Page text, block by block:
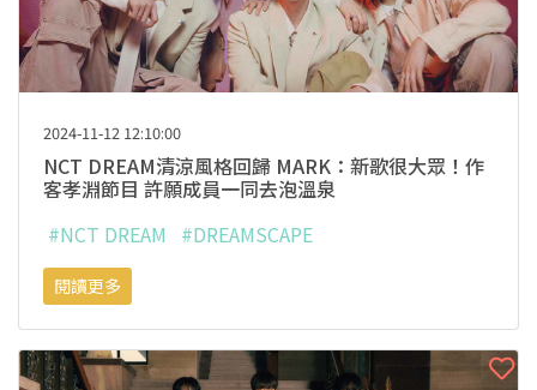
2024-11-12 12:10:00
NCT DREAM清涼風格回歸 MARK：新歌很大眾！作
客孝淵節目 許願成員一同去泡溫泉
#NCT DREAM
#DREAMSCAPE
閱讀更多